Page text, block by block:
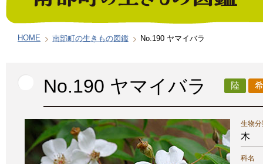
HOME 南部町の生きもの図鑑 No.190 ヤマイバラ
No.190 ヤマイバラ 陸
生物
木
科名